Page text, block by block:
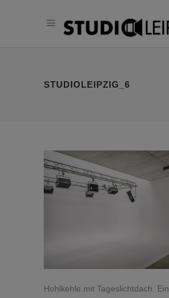
STUDIOLEIPZIG_6
Hohlkehle mit Tageslichtdach. Ein